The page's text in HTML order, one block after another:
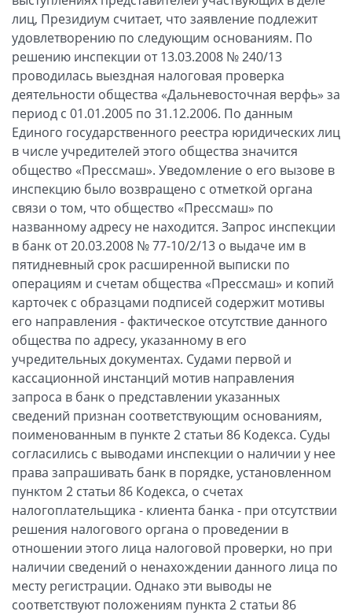
лиц, Президиум считает, что заявление подлежит
удовлетворению по следующим основаниям. По
решению инспекции от 13.03.2008 № 240/13
проводилась выездная налоговая проверка
деятельности общества «Дальневосточная верфь» за
период с 01.01.2005 по 31.12.2006. По данным
Единого государственного реестра юридических лиц
в числе учредителей этого общества значится
общество «Прессмаш». Уведомление о его вызове в
инспекцию было возвращено с отметкой органа
связи о том, что общество «Прессмаш» по
названному адресу не находится. Запрос инспекции
в банк от 20.03.2008 № 77-10/2/13 о выдаче им в
пятидневный срок расширенной выписки по
операциям и счетам общества «Прессмаш» и копий
карточек с образцами подписей содержит мотивы
его направления - фактическое отсутствие данного
общества по адресу, указанному в его
учредительных документах. Судами первой и
кассационной инстанций мотив направления
запроса в банк о представлении указанных
сведений признан соответствующим основаниям,
поименованным в пункте 2 статьи 86 Кодекса. Суды
согласились с выводами инспекции о наличии у нее
права запрашивать банк в порядке, установленном
пунктом 2 статьи 86 Кодекса, о счетах
налогоплательщика - клиента банка - при отсутствии
решения налогового органа о проведении в
отношении этого лица налоговой проверки, но при
наличии сведений о ненахождении данного лица по
месту регистрации. Однако эти выводы не
соответствуют положениям пункта 2 статьи 86